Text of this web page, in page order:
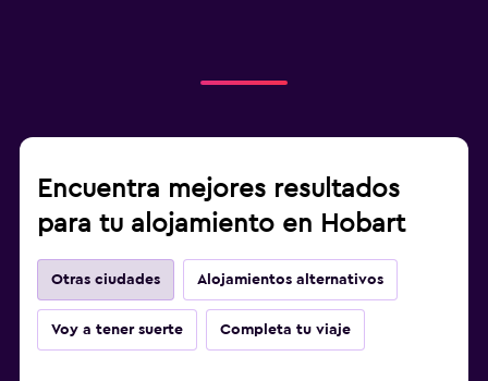
Encuentra mejores resultados
para tu alojamiento en Hobart
Otras ciudades Alojamientos alternativos
Voy a tener suerte Completa tu viaje